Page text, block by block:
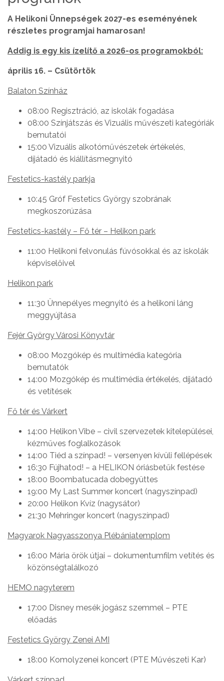
A Helikoni Ünnepségek 2027-es eseményének
részletes programjai hamarosan!
Addig is egy kis ízelítő a 2026-os programokból:
április 16. – Csütörtök
Balaton Színház
08:00 Regisztráció, az iskolák fogadása
08:00 Színjátszás és Vizuális művészeti kategóriák
bemutatói
15:00 Vizuális alkotóművészetek értékelés,
díjátadó és kiállításmegnyitó
Festetics-kastély parkja
10:45 Gróf Festetics György szobrának
megkoszorúzása
Festetics-kastély – Fő tér – Helikon park
11:00 Helikoni felvonulás fúvósokkal és az iskolák
képviselőivel
Helikon park
11:30 Ünnepélyes megnyitó és a helikoni láng
meggyújtása
Fejér György Városi Könyvtár
08:00 Mozgókép és multimédia kategória
bemutatók
14:00 Mozgókép és multimédia értékelés, díjátadó
és vetítések
Fő tér és Várkert
14:00 Helikon Vibe – civil szervezetek kitelepülései,
kézműves foglalkozások
14:00 Tiéd a színpad! – versenyen kívüli fellépések
16:30 Fújhatod! – a HELIKON óriásbetűk festése
18:00 Boombatucada dobegyüttes
19:00 My Last Summer koncert (nagyszínpad)
20:00 Helikon Kvíz (nagysátor)
21:30 Mehringer koncert (nagyszínpad)
Magyarok Nagyasszonya Plébániatemplom
16:00 Mária örök útjai – dokumentumfilm vetítés és
közönségtalálkozó
HEMO nagyterem
17:00 Disney mesék jogász szemmel – PTE
előadás
Festetics György Zenei AMI
18:00 Komolyzenei koncert (PTE Művészeti Kar)